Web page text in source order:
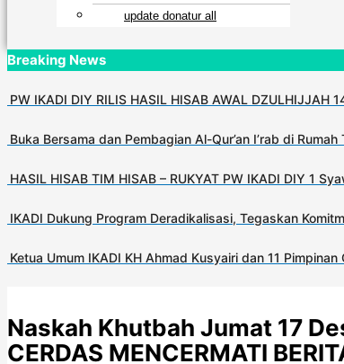
update donatur all
Breaking News
PW IKADI DIY RILIS HASIL HISAB AWAL
Buka Bersama dan Pembagian Al-Qur’an I’rab di
HASIL HISAB TIM HISAB – RUKYAT PW IKADI DIY 1
IKADI Dukung Program Deradikalisasi, Tegaskan
Ketua Umum IKADI KH Ahmad Kusyairi dan 11
Naskah Khutbah Jumat 17
CERDAS MENCERMATI